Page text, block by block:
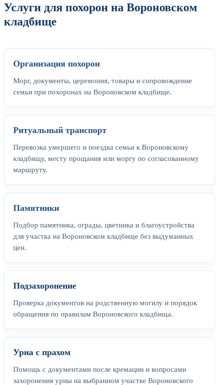
Услуги для похорон на Вороновском
кладбище
Организация похорон
Морг, документы, церемония, товары и сопровождение
семьи при похоронах на Вороновском кладбище.
Ритуальный транспорт
Перевозка умершего и поездка семьи к Вороновскому
кладбищу, месту прощания или моргу по согласованному
маршруту.
Памятники
Подбор памятника, ограды, цветника и благоустройства
для участка на Вороновском кладбище без выдуманных
цен.
Подзахоронение
Проверка документов на родственную могилу и порядок
обращения по правилам Вороновского кладбища.
Урна с прахом
Помощь с документами после кремации и вопросами
захоронения урны на выбранном участке Вороновского